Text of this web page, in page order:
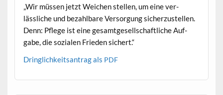
„Wir müssen jet­zt Weichen stellen, um eine ver­
lässliche und bezahlbare Ver­sorgung sicherzustellen.
Denn: Pflege ist eine gesamt­ge­sellschaftliche Auf­
gabe, die sozialen Frieden sichert.“
Dringlichkeit­santrag als PDF